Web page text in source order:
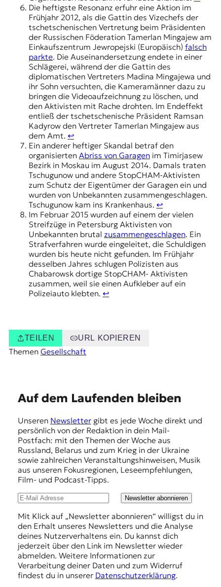
Die heftigste Resonanz erfuhr eine Aktion im
Frühjahr 2012, als die Gattin des Vizechefs der
tschetschenischen Vertretung beim Präsidenten
der Russischen Föderation Tamerlan Mingajew am
Einkaufszentrum Jewropejski (Europäisch) falsch
parkte. Die Auseinandersetzung endete in einer
Schlägerei, während der die Gattin des
diplomatischen Vertreters Madina Mingajewa und
ihr Sohn versuchten, die Kameramänner dazu zu
bringen die Videoaufzeichnung zu löschen, und
den Aktivisten mit Rache drohten. Im Endeffekt
entließ der tschetschenische Präsident Ramsan
Kadyrow den Vertreter Tamerlan Mingajew aus
dem Amt. ↩︎
Ein anderer heftiger Skandal betraf den
organisierten Abriss von Garagenim Timirjasew
Bezirk in Moskau im August 2014. Damals traten
Tschugunow und andere StopCHAM-Aktivisten
zum Schutz der Eigentümer der Garagen ein und
wurden von Unbekannten zusammengeschlagen.
Tschugunow kam ins Krankenhaus. ↩︎
Im Februar 2015 wurden auf einem der vielen
Streifzüge in Petersburg Aktivisten von
Unbekannten brutal zusammengeschlagen. Ein
Strafverfahren wurde eingeleitet, die Schuldigen
wurden bis heute nicht gefunden. Im Frühjahr
desselben Jahres schlugen Polizisten aus
Chabarowsk dortige StopCHAM- Aktivisten
zusammen, weil sie einen Aufkleber auf ein
Polizeiauto klebten. ↩︎
TEILEN URL KOPIEREN
Themen Gesellschaft
Auf dem Laufenden bleiben
Unseren Newslettergibt es jede Woche direkt und
persönlich von der Redaktion in dein Mail-
Postfach: mit den Themen der Woche aus
Russland, Belarus und zum Krieg in der Ukraine
sowie zahlreichen Veranstaltungshinweisen, Musik
aus unseren Fokusregionen, Leseempfehlungen,
Film- und Podcast-Tipps.
Newsletter abonnieren
Mit Klick auf „Newsletter abonnieren“ willigst du in
den Erhalt unseres Newsletters und die Analyse
deines Nutzerverhaltens ein. Du kannst dich
jederzeit über den Link im Newsletter wieder
abmelden. Weitere Informationen zur
Verarbeitung deiner Daten und zum Widerruf
findest du in unserer Datenschutzerklärung.